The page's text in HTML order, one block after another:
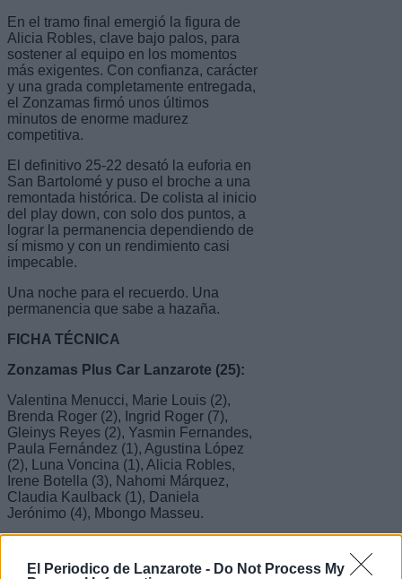
El Periodico de Lanzarote - Do Not Process My
En el tramo final emergió la figura de
Alicia Robles, clave bajo palos, para
sostener al equipo en los momentos
más exigentes. Con confianza, carácter
y una grada completamente entregada,
el Zonzamas firmó unos últimos
minutos de enorme madurez
competitiva.
El definitivo 25-22 desató la euforia en
San Bartolomé y puso el broche a una
remontada histórica. De colista al inicio
del play down, con solo dos puntos, a
lograr la permanencia dependiendo de
sí mismo y con un rendimiento casi
impecable.
Una noche para el recuerdo. Una
permanencia que sabe a hazaña.
FICHA TÉCNICA
Zonzamas Plus Car Lanzarote (25):
Valentina Menucci, Marie Louis (2),
Brenda Roger (2), Ingrid Roger (7),
Gleinys Reyes (2), Yasmin Fernandes,
Paula Fernández (1), Agustina López
(2), Luna Voncina (1), Alicia Robles,
Irene Botella (3), Nahomi Márquez,
Claudia Kaulback (1), Daniela
Jerónimo (4), Mbongo Masseu.
C.BM. Morvedre (22):